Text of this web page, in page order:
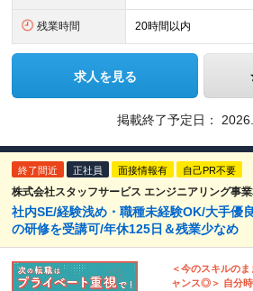
残業時間 20時間以内
求人を見る
掲載終了予定日：
終了間近 正社員 面接情報有 自己PR不要
株式会社スタッフサービス エンジニアリング事
社内SE/経験浅め・職種未経験OK/大手優
の研修を受講可/年休125日＆残業少なめ
＜今のスキルの
ャンス◎＞ 自分